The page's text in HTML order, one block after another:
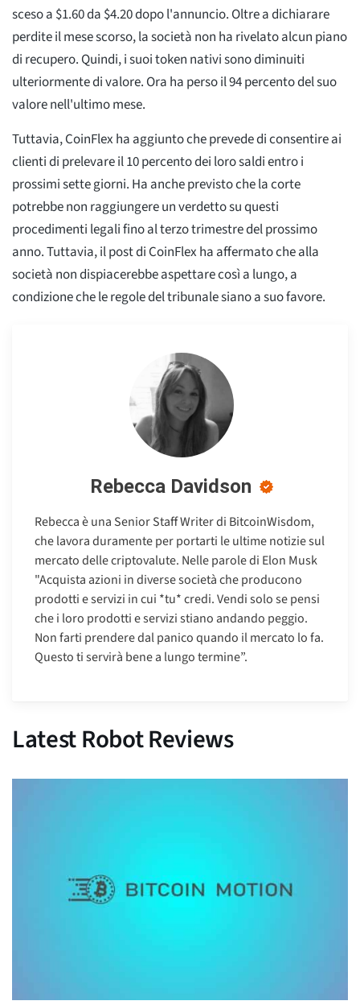
sceso a $1.60 da $4.20 dopo l'annuncio. Oltre a dichiarare
perdite il mese scorso, la società non ha rivelato alcun piano
di recupero. Quindi, i suoi token nativi sono diminuiti
ulteriormente di valore. Ora ha perso il 94 percento del suo
valore nell'ultimo mese.
Tuttavia, CoinFlex ha aggiunto che prevede di consentire ai
clienti di prelevare il 10 percento dei loro saldi entro i
prossimi sette giorni. Ha anche previsto che la corte
potrebbe non raggiungere un verdetto su questi
procedimenti legali fino al terzo trimestre del prossimo
anno. Tuttavia, il post di CoinFlex ha affermato che alla
società non dispiacerebbe aspettare così a lungo, a
condizione che le regole del tribunale siano a suo favore.
Rebecca Davidson
Rebecca è una Senior Staff Writer di BitcoinWisdom,
che lavora duramente per portarti le ultime notizie sul
mercato delle criptovalute. Nelle parole di Elon Musk
"Acquista azioni in diverse società che producono
prodotti e servizi in cui *tu* credi. Vendi solo se pensi
che i loro prodotti e servizi stiano andando peggio.
Non farti prendere dal panico quando il mercato lo fa.
Questo ti servirà bene a lungo termine”.
Latest Robot Reviews